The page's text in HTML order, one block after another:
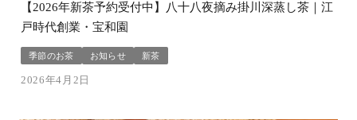
【2026年新茶予約受付中】八十八夜摘み掛川深蒸し茶｜江
戸時代創業・宝和園
季節のお茶 お知らせ 新茶
2026年4月2日